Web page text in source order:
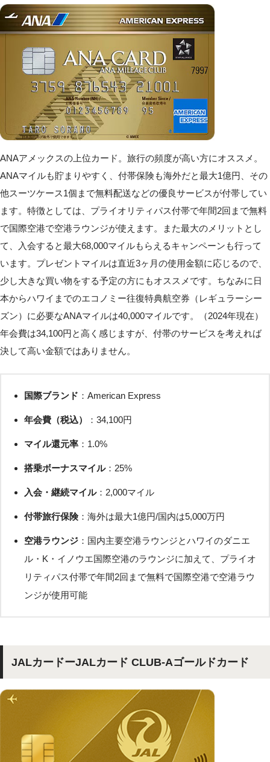
ANAアメックスの上位カード。旅行の頻度が高い方にオススメ。
ANAマイルも貯まりやすく、付帯保険も海外だと最大1億円、その
他スーツケース1個まで無料配送などの優良サービスが付帯してい
ます。特徴としては、プライオリティパス付帯で年間2回まで無料
で国際空港で空港ラウンジが使えます。また最大のメリットとし
て、入会すると最大68,000マイルもらえるキャンペーンも行って
います。プレゼントマイルは直近3ヶ月の使用金額に応じるので、
少し大きな買い物をする予定の方にもオススメです。ちなみに日
本からハワイまでのエコノミー往復特典航空券（レギュラーシー
ズン）に必要なANAマイルは40,000マイルです。（2024年現在）
年会費は34,100円と高く感じますが、付帯のサービスを考えれば
決して高い金額ではありません。
国際ブランド ：American Express
年会費（税込） ：34,100円
マイル還元率：1.0%
搭乗ボーナスマイル：25%
入会・継続マイル：2,000マイル
付帯旅行保険：海外は最大1億円/国内は5,000万円
空港ラウンジ：国内主要空港ラウンジとハワイのダニエ
ル・K・イノウエ国際空港のラウンジに加えて、プライオ
リティパス付帯で年間2回まで無料で国際空港で空港ラウ
ンジが使用可能
JALカードーJALカード CLUB-Aゴールドカード